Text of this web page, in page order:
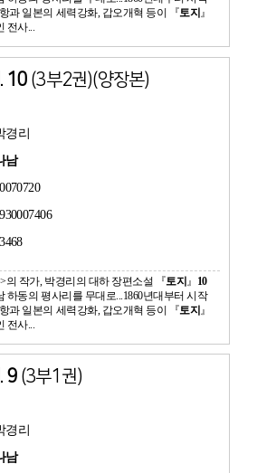
과 일본의 세력강화, 갑오개혁 등이 『토지 』
사...
. 10 (3부2권)(양장본)
경리
남
의 작가, 박경리의 대하 장편소설 『토지 』 10
하동의 평사리를 무대로...1860년대부터 시작
과 일본의 세력강화, 갑오개혁 등이 『토지 』
사...
. 9(3부1권)
경리
남